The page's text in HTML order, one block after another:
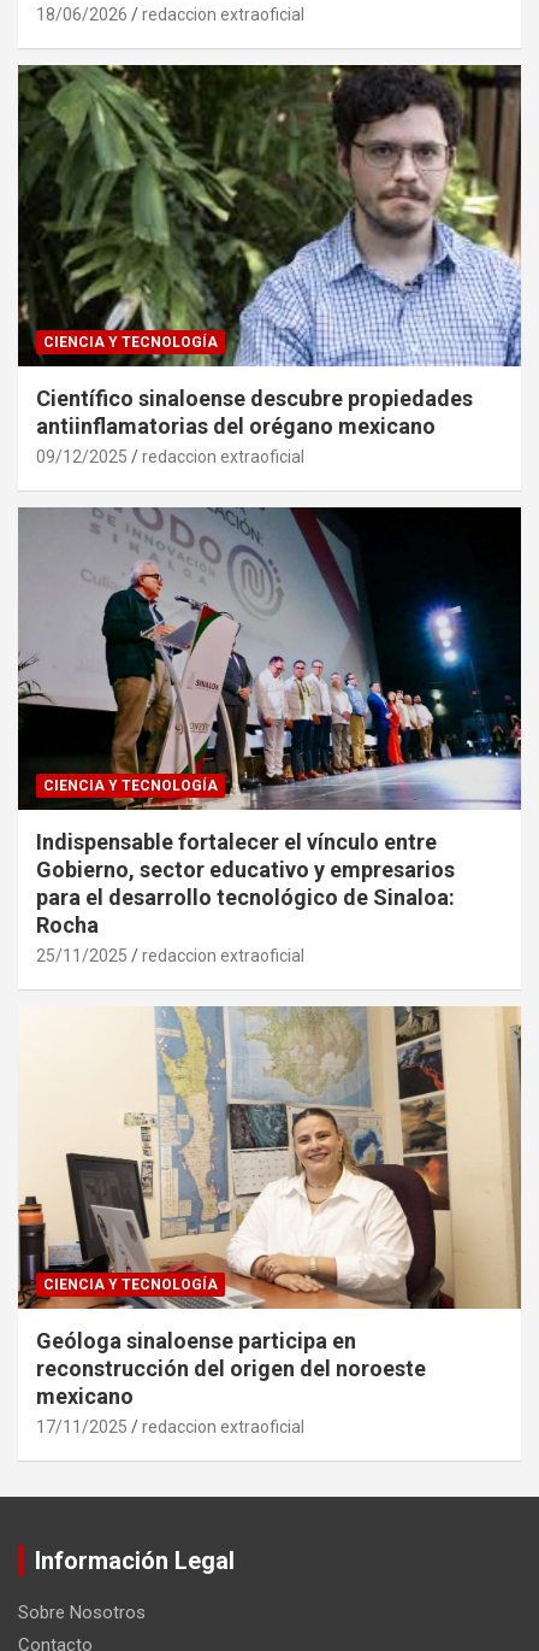
18/06/2026 redaccion extraoficial
CIENCIA Y TECNOLOGÍA
Científico sinaloense descubre propiedades
antiinflamatorias del orégano mexicano
09/12/2025 redaccion extraoficial
CIENCIA Y TECNOLOGÍA
Indispensable fortalecer el vínculo entre
Gobierno, sector educativo y empresarios
para el desarrollo tecnológico de Sinaloa:
Rocha
25/11/2025 redaccion extraoficial
CIENCIA Y TECNOLOGÍA
Geóloga sinaloense participa en
reconstrucción del origen del noroeste
mexicano
17/11/2025 redaccion extraoficial
Información Legal
Sobre Nosotros
Contacto